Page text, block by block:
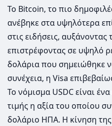
Το Bitcoin, το πιο
ανέβηκε στα υψηλότερα
στις ειδήσεις, αυξάνοντας
επιστρέφοντας σε υψηλό
δολάρια που σημειώθηκε
συνέχεια, η Visa
Το νόμισμα USDC είναι
τιμής η αξία του οποίου
δολάριο ΗΠΑ. Η κίνηση